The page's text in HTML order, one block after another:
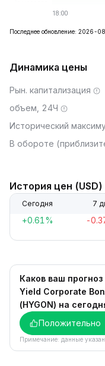
Последнее обновление: 2026-
Динамика цены
Рын. капитализация
объем, 24Ч
Исторический
В обороте
История цен (USD)
Сегодня 7
+0.61% -
Каков ваш
Yield Corporate
(HYGON) на
Положительно
Примечание: данные